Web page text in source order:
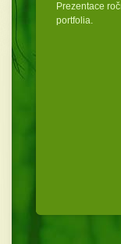
Prezentace
portfolia.